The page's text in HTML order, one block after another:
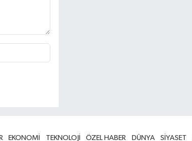
EKONOMİ TEKNOLOJİ ÖZEL HABER DÜNYA SİYASET